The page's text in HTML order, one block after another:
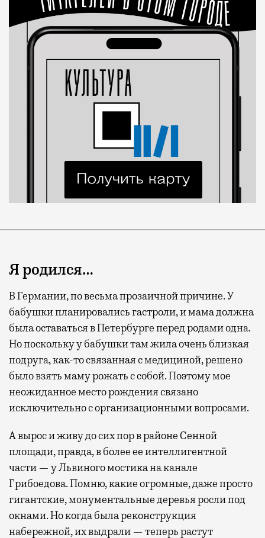
Я родился…
В Германии, по весьма прозаичной причине. У
бабушки планировались гастроли, и мама должна
была оставаться в Петербурге перед родами одна.
Но поскольку у бабушки там жила очень близкая
подруга, как-то связанная с медициной, решено
было взять маму рожать с собой. Поэтому мое
неожиданное место рождения связано
исключительно с организационными вопросами.
А вырос и живу до сих пор в районе Сенной
площади, правда, в более ее интеллигентной
части — у Львиного мостика на канале
Грибоедова. Помню, какие огромные, даже просто
гигантские, монументальные деревья росли под
окнами. Но когда была реконструкция
набережной, их выдрали — теперь растут